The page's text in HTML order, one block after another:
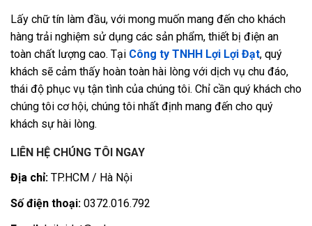
Lấy chữ tín làm đầu, với mong muốn mang đến cho khách
hàng trải nghiệm sử dụng các sản phẩm, thiết bị điện an
toàn chất lượng cao. Tại Công ty TNHH Lợi Lợi Đạt, quý
khách sẽ cảm thấy hoàn toàn hài lòng với dịch vụ chu đáo,
thái độ phục vụ tận tình của chúng tôi. Chỉ cần quý khách cho
chúng tôi cơ hội, chúng tôi nhất định mang đến cho quý
khách sự hài lòng.
LIÊN HỆ CHÚNG TÔI NGAY
Địa chỉ: TP.HCM / Hà Nội
Số điện thoại: 0372.016.792